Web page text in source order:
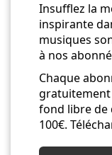
Insufflez la
inspirante
musiques
à nos
Chaque
gratuitement
fond libre de
100€.